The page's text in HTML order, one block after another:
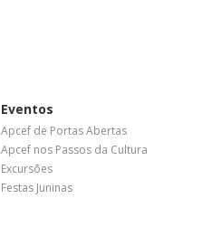
Eventos
Apcef de Portas Abertas
Apcef nos Passos da Cultura
Excursões
Festas Juninas